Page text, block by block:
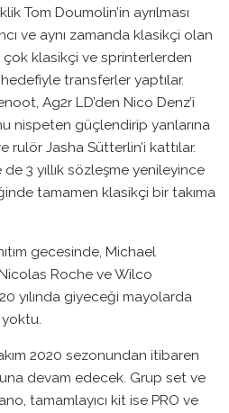
Tom Doumolin’in ayrılması
ve aynı zamanda klasikçi olan
çok klasikçi ve sprinterlerden
transferler yaptılar.
Ag2r LD’den Nico Denz’i
nispeten güçlendirip yanlarına
rulör Jasha Sütterlin’i kattılar.
3 yıllık sözleşme yenileyince
tamamen klasikçi bir takıma
gecesinde, Michael
Roche ve Wilco
yılında giyeceği mayolarda
yoktu.
2020 sezonundan itibaren
devam edecek. Grup set ve
tamamlayıcı kit ise PRO ve